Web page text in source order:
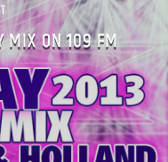
MIX ON 109 FM